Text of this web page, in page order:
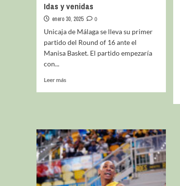
Idas y venidas
enero 30, 2025
0
Unicaja de Málaga se lleva su primer
partido del Round of 16 ante el
Manisa Basket. El partido empezaría
con...
Leer más